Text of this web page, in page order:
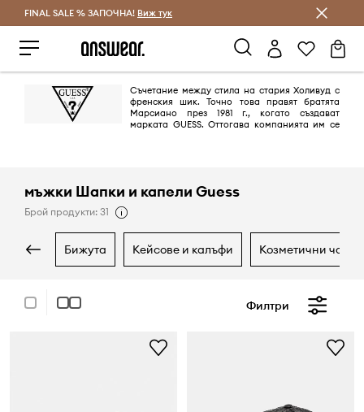
Спестявай с Answear Club
FINAL SALE % ЗАПОЧНА! Виж тук
Съчетание между стила на стария Холивуд с
френския шик. Точно това правят братята
Марсиано през 1981 г., когато създават
марката GUESS. Оттогава компанията им се
мъжки Шапки и капели Guess
Брой продукти: 31
бижута кейсове и калъфи козметични чанти
Филтри